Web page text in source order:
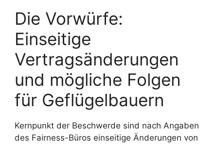
Die Vorwürfe:
Einseitige
Vertragsänderungen
und mögliche Folgen
für Geflügelbauern
Kernpunkt der Beschwerde sind nach Angaben
des Fairness-Büros einseitige Änderungen von